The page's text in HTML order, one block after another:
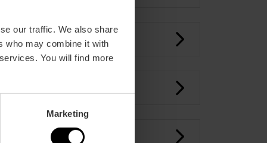
our traffic. We also share
who may combine it with
You will find more
Marketing